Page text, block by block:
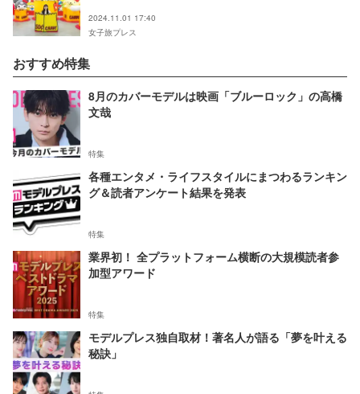
2024.11.01 17:40
女子旅プレス
おすすめ特集
8月のカバーモデルは映画「ブルーロック」の高橋
文哉
特集
各種エンタメ・ライフスタイルにまつわるランキン
グ＆読者アンケート結果を発表
特集
業界初！ 全プラットフォーム横断の大規模読者参
加型アワード
特集
モデルプレス独自取材！著名人が語る「夢を叶える
秘訣」